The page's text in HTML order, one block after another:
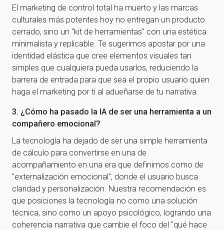
El marketing de control total ha muerto y las marcas
culturales más potentes hoy no entregan un producto
cerrado, sino un "kit de herramientas" con una estética
minimalista y replicable. Te sugerimos apostar por una
identidad elástica que cree elementos visuales tan
simples que cualquiera pueda usarlos, reduciendo la
barrera de entrada para que sea el propio usuario quien
haga el marketing por ti al adueñarse de tu narrativa.
3. ¿Cómo ha pasado la IA de ser una herramienta a un
compañero emocional?
La tecnología ha dejado de ser una simple herramienta
de cálculo para convertirse en una de
acompañamiento en una era que definimos como de
"externalización emocional", donde el usuario busca
claridad y personalización. Nuestra recomendación es
que posiciones la tecnología no como una solución
técnica, sino como un apoyo psicológico, logrando una
coherencia narrativa que cambie el foco del "qué hace